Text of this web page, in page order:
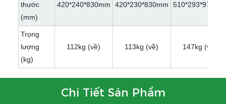
thước
(mm)
420*240*830mm 420*230*830mm 510*293*970mm
Trọng
lượng
(kg)
112kg (về) 113kg (về) 147kg (về)
Chi Tiết Sản Phẩm